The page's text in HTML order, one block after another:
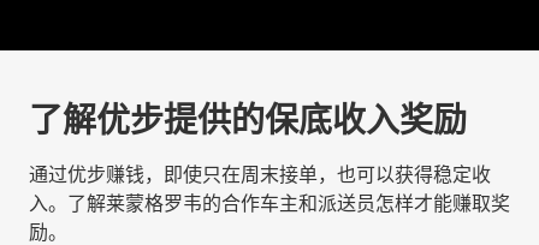
了解优步提供的保底收入奖励
通过优步赚钱，即使只在周末接单，也可以获得稳定收
入。了解莱蒙格罗韦的合作车主和派送员怎样才能赚取奖
励。